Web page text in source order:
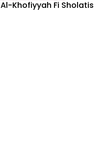
Khofiyyah Fi Sholatis